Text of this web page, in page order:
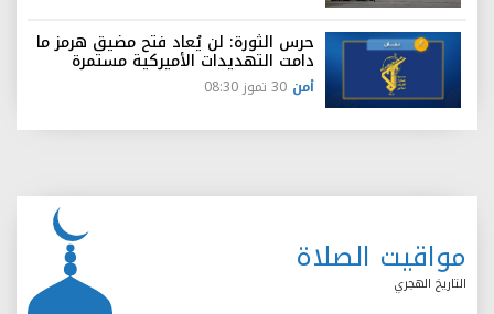
حرس الثورة: لن يُعاد فتح مضيق هرمز ما
دامت التهديدات الأميركية مستمرة
أمن 30 تموز 08:30
مواقيت الصلاة
التاريخ الهجري